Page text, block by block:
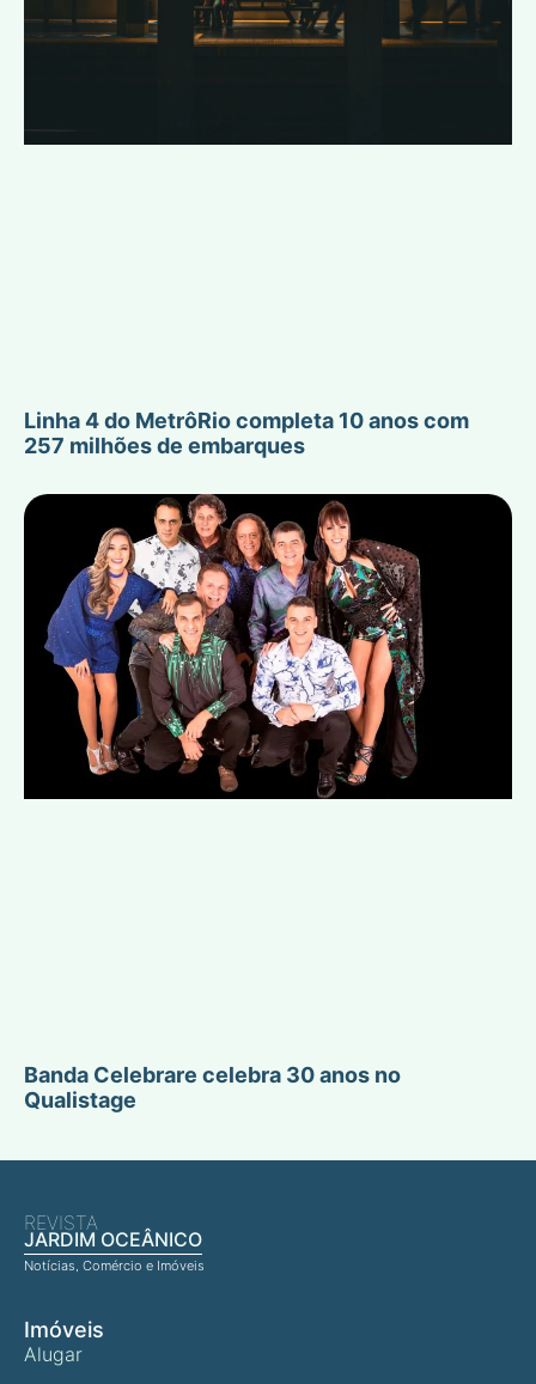
Linha 4 do MetrôRio completa 10 anos com
257 milhões de embarques
Banda Celebrare celebra 30 anos no
Qualistage
REVISTA
JARDIM OCEÂNICO
Notícias, Comércio e Imóveis
Imóveis
Alugar